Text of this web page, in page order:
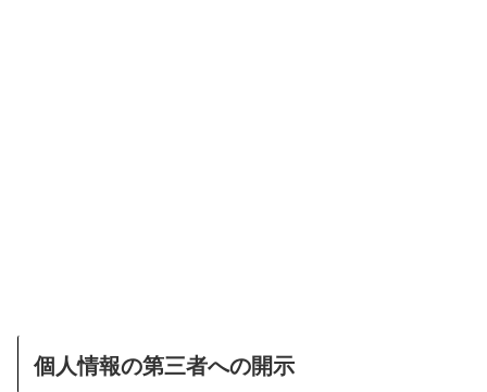
個人情報の第三者への開示